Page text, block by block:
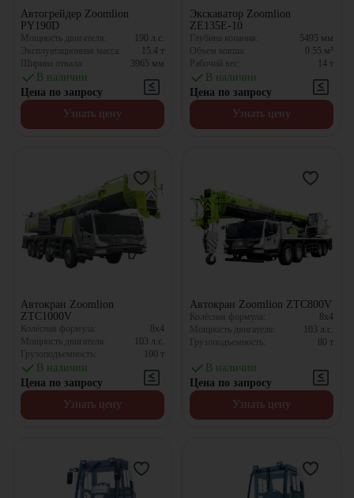
Автогрейдер Zoomlion
PY190D
Мощность двигателя: 190 л.с.
Эксплуатационная масса:
15.4 т
Ширина отвала:
3965 мм
В наличии
Цена по запросу
Узнать цену
Экскаватор Zoomlion
ZE135E-10
Глубина копания: 5495 мм
Объем ковша:
0.55 м³
Рабочий вес:
14 т
В наличии
Цена по запросу
Узнать цену
Автокран Zoomlion
ZTC1000V
Колёсная формула:
8x4
Мощность двигателя:
103 л.с.
Грузоподъемность:
100 т
В наличии
Цена по запросу
Узнать цену
Автокран Zoomlion ZTC800V
Колёсная формула:
8x4
Мощность двигателя:
103 л.с.
Грузоподъемность:
80 т
В наличии
Цена по запросу
Узнать цену